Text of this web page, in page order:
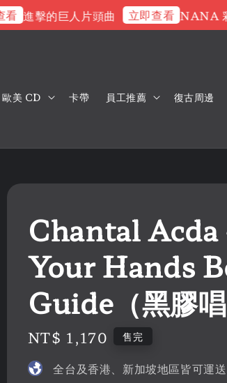
進擊的巨人片頭曲 立即查看 NANA 彩膠
歐美 CD 卡帶 員工推薦 復古周邊
Chantal
Your Hands
Guide（黑膠唱
Regular
price
NT$ 1,170 售完
全台及香港、新加坡地區皆可運送